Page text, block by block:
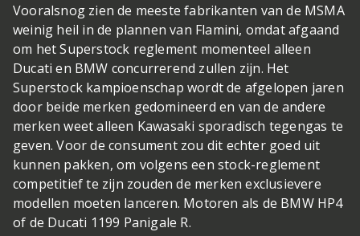
Vooralsnog zien de meeste fabrikanten van de MSMA
weinig heil in de plannen van Flamini, omdat afgaand
om het Superstock reglement momenteel alleen
Ducati en BMW concurrerend zullen zijn. Het
Superstock kampioenschap wordt de afgelopen jaren
door beide merken gedomineerd en van de andere
merken weet alleen Kawasaki sporadisch tegengas te
geven. Voor de consument zou dit echter goed uit
kunnen pakken, om volgens een stock-reglement
competitief te zijn zouden de merken exclusievere
modellen moeten lanceren. Motoren als de BMW HP4
of de Ducati 1199 Panigale R.